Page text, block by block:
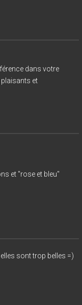
dans votre
et
et "rose et bleu"
sont trop belles =)